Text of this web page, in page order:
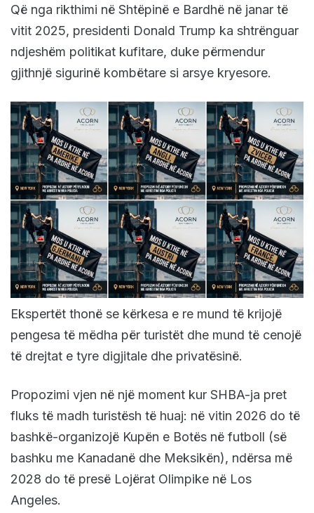
Që nga rikthimi në Shtëpinë e Bardhë në janar të
vitit 2025, presidenti Donald Trump ka shtrënguar
ndjeshëm politikat kufitare, duke përmendur
gjithnjë sigurinë kombëtare si arsye kryesore.
Ekspertët thonë se kërkesa e re mund të krijojë
pengesa të mëdha për turistët dhe mund të cenojë
të drejtat e tyre digjitale dhe privatësinë.
Propozimi vjen në një moment kur SHBA-ja pret
fluks të madh turistësh të huaj: në vitin 2026 do të
bashkë-organizojë Kupën e Botës në futboll (së
bashku me Kanadanë dhe Meksikën), ndërsa më
2028 do të presë Lojërat Olimpike në Los
Angeles.